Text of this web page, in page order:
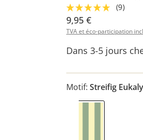
(9)
9,95 €
TVA et éco-participation
Dans 3-5 jours
Motif: Streifig